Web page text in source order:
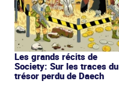
Les grands récits de
Society: Sur les traces du
trésor perdu de Daech